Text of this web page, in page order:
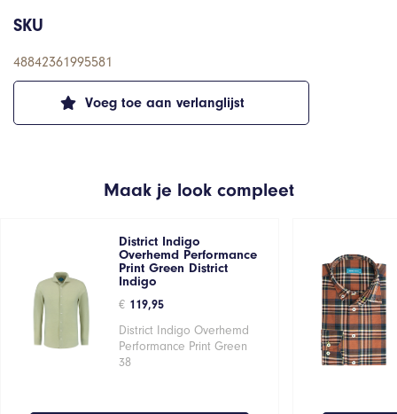
Voeg toe aan verlanglijst
SKU
48842361995581
Maak je look compleet
District Indigo
Overhemd Performance
Print Green District
Indigo
€ 119,95
District Indigo Overhemd
Performance Print Green
38